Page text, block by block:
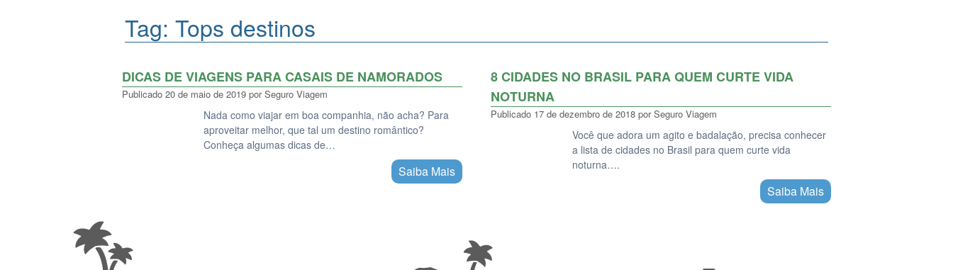
Tag: Tops destinos
DICAS DE VIAGENS PARA CASAIS DE NAMORADOS
Publicado 20 de maio de 2019 por Seguro Viagem
Nada como viajar em boa companhia, não acha? Para
aproveitar melhor, que tal um destino romântico?
Conheça algumas dicas de…
Saiba Mais
8 CIDADES NO BRASIL PARA QUEM CURTE VIDA
NOTURNA
Publicado 17 de dezembro de 2018 por Seguro Viagem
Você que adora um agito e badalação, precisa conhecer
a lista de cidades no Brasil para quem curte vida
noturna….
Saiba Mais